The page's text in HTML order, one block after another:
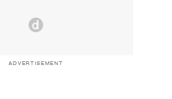
ADVERTISEMENT